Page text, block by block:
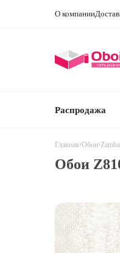
О компании
Распродажа
Главная›Обои›
Обои